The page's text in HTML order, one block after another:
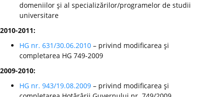
domeniilor şi al specializărilor/programelor de studii
universitare
2010-2011:
HG nr. 631/30.06.2010 – privind modificarea şi
completarea HG 749-2009
2009-2010:
HG nr. 943/19.08.2009 – privind modificarea şi